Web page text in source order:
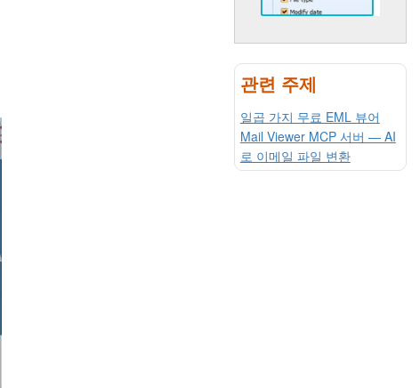
관련 주제
일곱 가지 무료 EML 뷰어
Mail Viewer MCP 서버 — AI
로 이메일 파일 변환